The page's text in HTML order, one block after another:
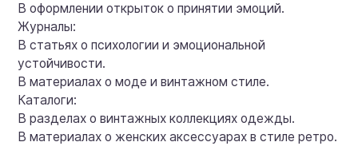
В оформлении открыток о принятии эмоций.
Журналы:
В статьях о психологии и эмоциональной
устойчивости.
В материалах о моде и винтажном стиле.
Каталоги:
В разделах о винтажных коллекциях одежды.
В материалах о женских аксессуарах в стиле ретро.